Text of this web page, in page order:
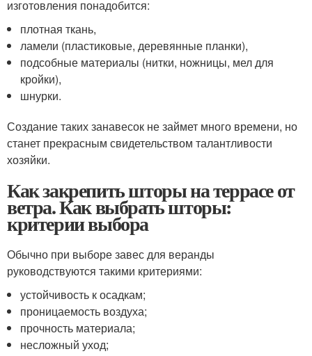
изготовления понадобится:
плотная ткань,
ламели (пластиковые, деревянные планки),
подсобные материалы (нитки, ножницы, мел для
кройки),
шнурки.
Создание таких занавесок не займет много времени, но
станет прекрасным свидетельством талантливости
хозяйки.
Как закрепить шторы на террасе от
ветра. Как выбрать шторы:
критерии выбора
Обычно при выборе завес для веранды
руководствуются такими критериями:
устойчивость к осадкам;
проницаемость воздуха;
прочность материала;
несложный уход;